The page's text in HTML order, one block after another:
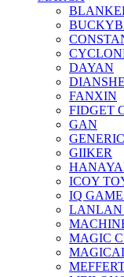
DAYAN
FANXIN
FIDGET
GAN
GIIKER
ICOY
IQ
LANLAN
MAGIC